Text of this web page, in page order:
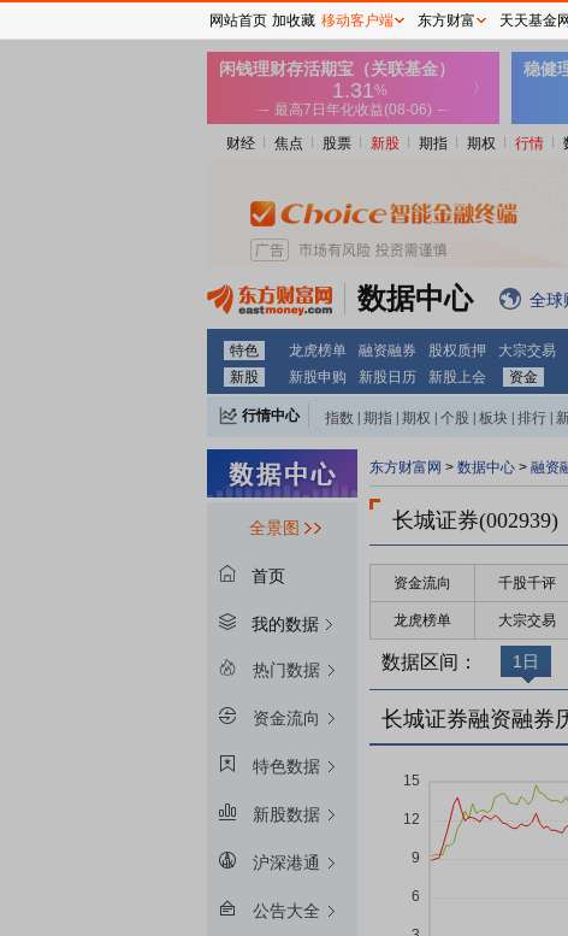
财经 焦点 股票 新股 期指 期权 行情
数据中心 全球
特色 龙虎榜单 融资融券 股权质押 大宗交易
新股
新股申购 新股日历 新股上会 资金
行情中心 指数 期指 期权 个股 板块 排行
全景图
首页
我的数据
热门数据
资金流向
特色数据
新股数据
沪深港通
公告大全
东方财富网 > 数据中心 > 融资
长城证券(002939)
资金流向 千股千评
龙虎榜单 大宗交易
数据区间： 1日
长城证券融资融券
网站首页 加收藏 移动客户端 东方财富 天天基金网